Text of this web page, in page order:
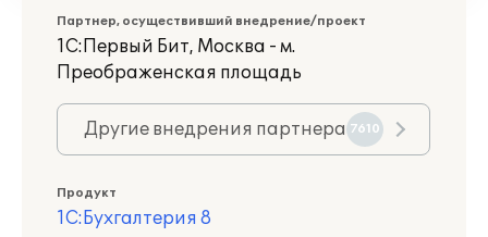
Партнер, осуществивший внедрение/проект
1С:Первый Бит, Москва - м.
Преображенская площадь
Другие внедрения партнера 7610
Продукт
1С:Бухгалтерия 8